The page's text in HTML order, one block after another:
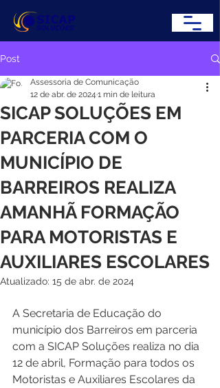
Post
SICAP SOLUÇÕES EM
PARCERIA COM O
MUNICÍPIO DE
BARREIROS REALIZA
AMANHÃ FORMAÇÃO
PARA MOTORISTAS E
AUXILIARES ESCOLARES
Assessoria de Comunicação
12 de abr. de 2024 1 min de leitura
Atualizado: 15 de abr. de 2024
A Secretaria de Educação do
município dos Barreiros em parceria
com a SICAP Soluções realiza no dia
12 de abril, Formação para todos os
Motoristas e Auxiliares Escolares da